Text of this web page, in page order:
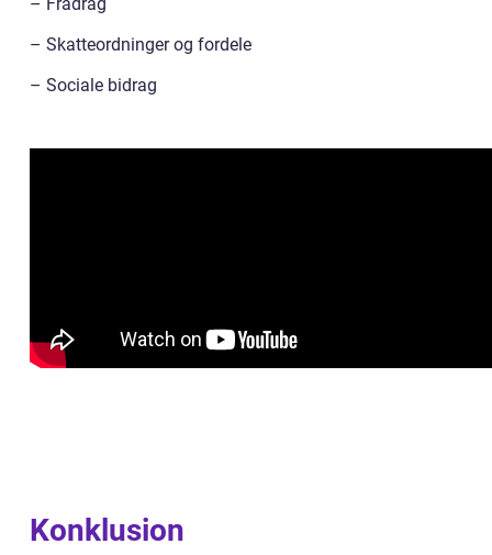
– Skatteordninger og fordele
– Sociale bidrag
Konklusion